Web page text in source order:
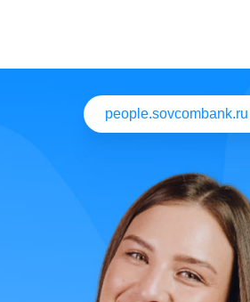
people.sovcombank.ru